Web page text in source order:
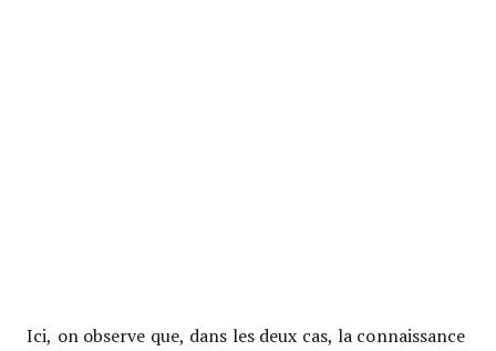
Ici, on observe que, dans les deux cas, la connaissance